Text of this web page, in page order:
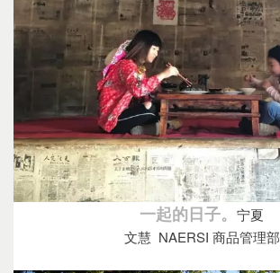
一起的日子。 宁夏
文慧 NAERSI 商品管理部